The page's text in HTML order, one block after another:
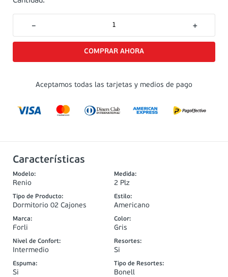
＋
－
Aceptamos todas las tarjetas y medios de pago
Características
Modelo:
Renio
Medida:
2 Plz
Tipo de Producto:
Dormitorio 02 Cajones
Estilo:
Americano
Marca:
Forli
Color:
Gris
Nivel de Confort:
Intermedio
Resortes:
Si
Espuma:
Si
Tipo de Resortes:
Bonell